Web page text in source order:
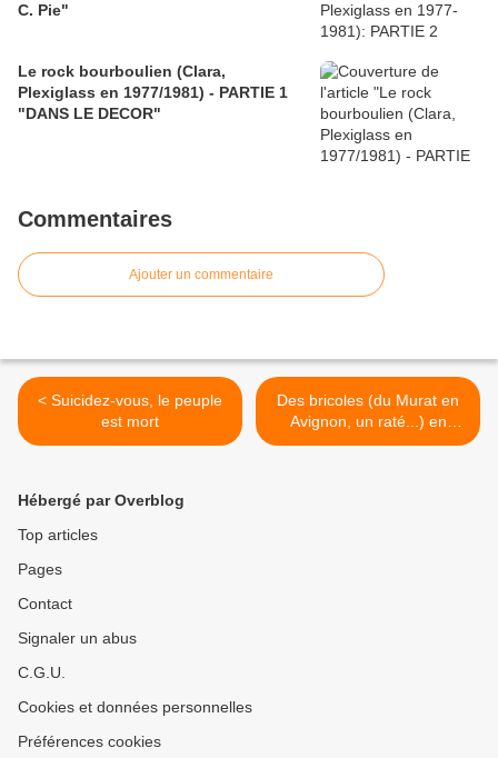
C. Pie"
Le rock bourboulien (Clara,
Plexiglass en 1977/1981) - PARTIE 1
"DANS LE DECOR"
Commentaires
Ajouter un commentaire
< Suicidez-vous, le peuple
est mort
Des bricoles (du Murat en
Avignon, un raté...) en
attendant le projet X27 >
Hébergé par Overblog
Top articles
Pages
Contact
Signaler un abus
C.G.U.
Cookies et données personnelles
Préférences cookies